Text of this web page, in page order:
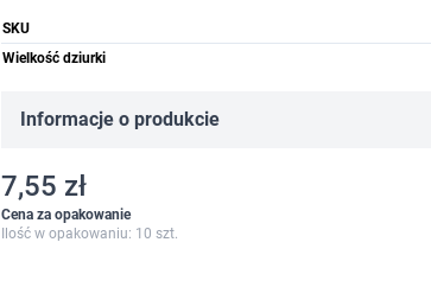
SKU
Wielkość dziurki
Informacje o produkcie
7,55 zł
Cena za opakowanie
Ilość w opakowaniu: 10 szt.